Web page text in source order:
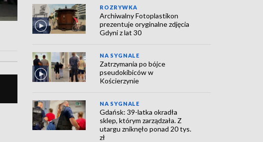
ROZRYWKA
Archiwalny Fotoplastikon
prezentuje oryginalne zdjęcia
Gdyni z lat 30
NA SYGNALE
Zatrzymania po bójce
pseudokibiców w
Kościerzynie
NA SYGNALE
Gdańsk: 39-latka okradła
sklep, którym zarządzała. Z
utargu zniknęło ponad 20 tys.
zł